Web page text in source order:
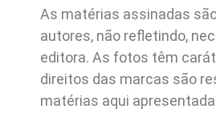
As matérias assinadas
autores, não refletindo,
editora. As fotos têm
direitos das marcas são
matérias aqui